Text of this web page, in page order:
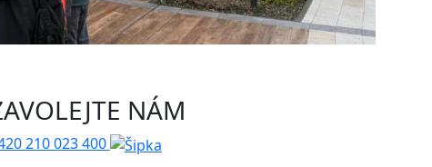
NÁM
210 023 400